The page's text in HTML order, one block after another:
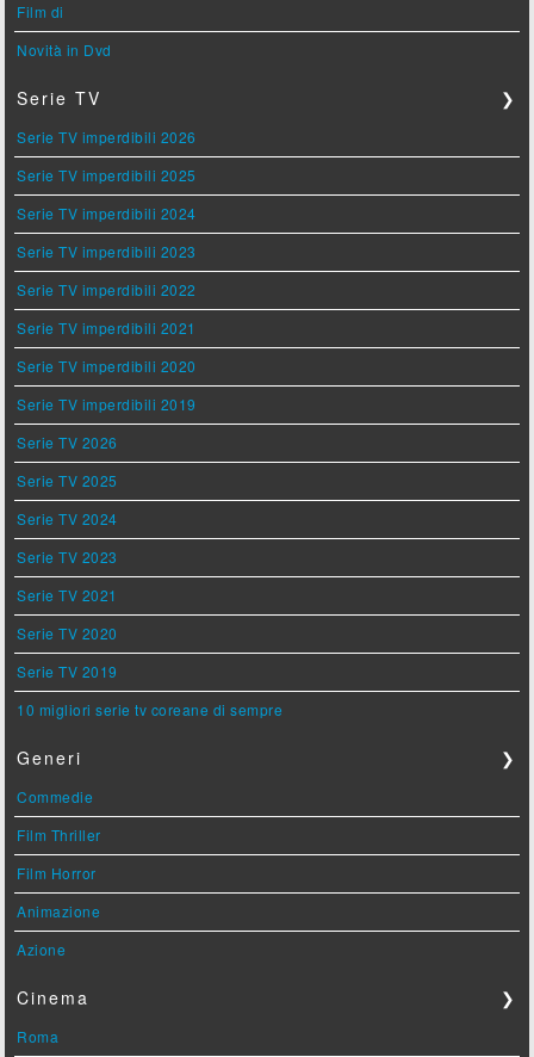
Film di
Novità in Dvd
Serie TV ❯
Serie TV imperdibili 2026
Serie TV imperdibili 2025
Serie TV imperdibili 2024
Serie TV imperdibili 2023
Serie TV imperdibili 2022
Serie TV imperdibili 2021
Serie TV imperdibili 2020
Serie TV imperdibili 2019
Serie TV 2026
Serie TV 2025
Serie TV 2024
Serie TV 2023
Serie TV 2021
Serie TV 2020
Serie TV 2019
10 migliori serie tv coreane di sempre
Generi ❯
Commedie
Film Thriller
Film Horror
Animazione
Azione
Cinema ❯
Roma